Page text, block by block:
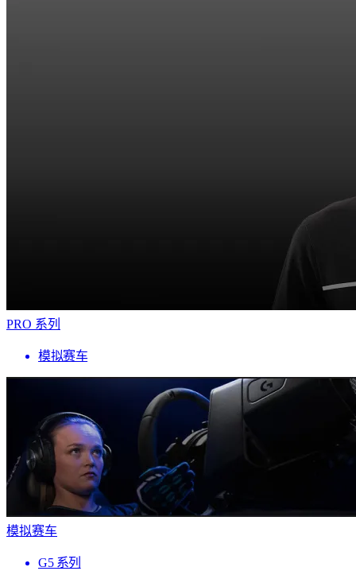
PRO 系列
模拟赛车
模拟赛车
G5 系列